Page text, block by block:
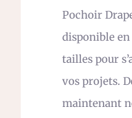
Pochoir
disponible
tailles pour
vos projets.
maintenant